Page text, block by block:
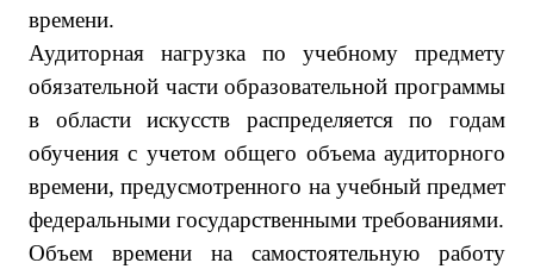
времени.
Аудиторная нагрузка по учебному предмету
обязательной части образовательной программы
в области искусств распределяется по годам
обучения с учетом общего объема аудиторного
времени, предусмотренного на учебный предмет
федеральными государственными требованиями.
Объем времени на самостоятельную работу